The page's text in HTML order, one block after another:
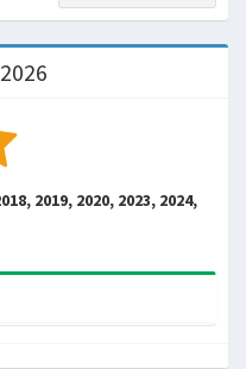
2019, 2020, 2023, 2024,